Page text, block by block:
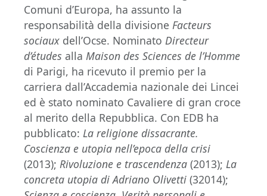
Comuni d’Europa, ha assunto la
responsabilità della divisione Facteurs
sociaux dell’Ocse. Nominato Directeur
d’études alla Maison des Sciences de l’Homme
di Parigi, ha ricevuto il premio per la
carriera dall’Accademia nazionale dei Lincei
ed è stato nominato Cavaliere di gran croce
al merito della Repubblica. Con EDB ha
pubblicato: La religione dissacrante.
Coscienza e utopia nell’epoca della crisi
(2013); Rivoluzione e trascendenza (2013); La
concreta utopia di Adriano Olivetti (32014);